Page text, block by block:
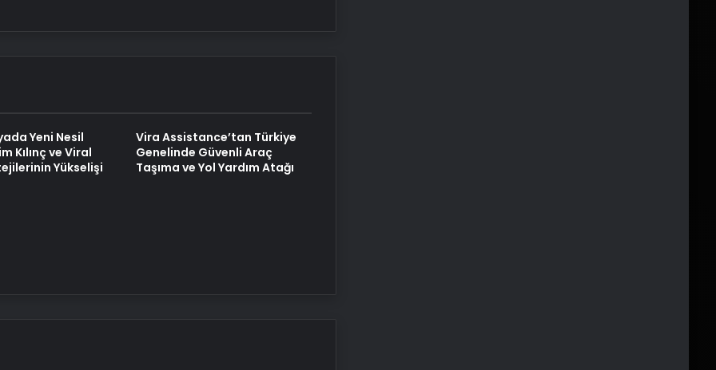
Boşanma Sürecinde Doğru Avukatı
Seçin
Yeni Nesil
Kılınç ve Viral
Yükselişi
Vira Assistance’tan Türkiye
Genelinde Güvenli Araç
Taşıma ve Yol Yardım Atağı